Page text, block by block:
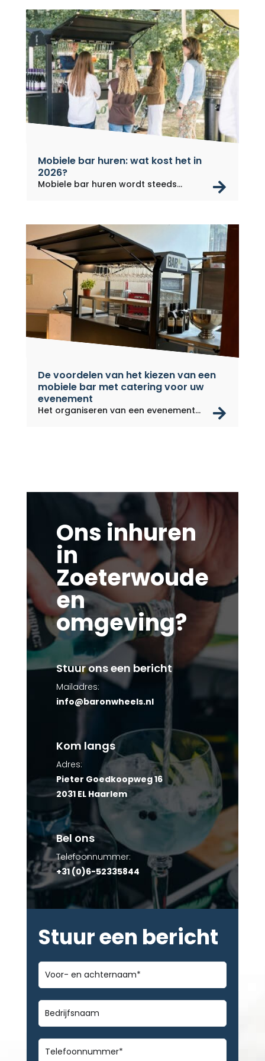
Mobiele bar huren: wat kost het in
2026?
Mobiele bar huren wordt steeds...
De voordelen van het kiezen van een
mobiele bar met catering voor uw
evenement
Het organiseren van een evenement
Ons inhuren
in
Zoeterwoude
en
omgeving?
Stuur ons een bericht
Mailadres:
info@baronwheels.nl
Kom langs
Adres:
Pieter Goedkoopweg 16
2031 EL Haarlem
Bel ons
Telefoonnummer:
+31 (0)6-52335844
Stuur een bericht
Voor-
en
achternaam*
Bedrijfsnaam
Telefoonnummer*